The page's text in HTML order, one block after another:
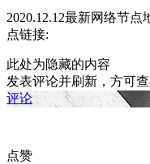
2020.12.12最新网络节
点链接:
此处为隐藏的内容
发表评论并刷新，方可查
评论
点赞